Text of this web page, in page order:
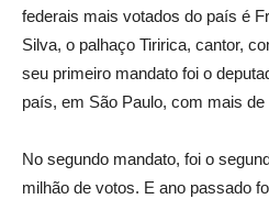
federais mais votados do país é
Silva, o palhaço Tiririca, cantor,
seu primeiro mandato foi o
país, em São Paulo, com mais
No segundo mandato, foi o
milhão de votos. E ano passado